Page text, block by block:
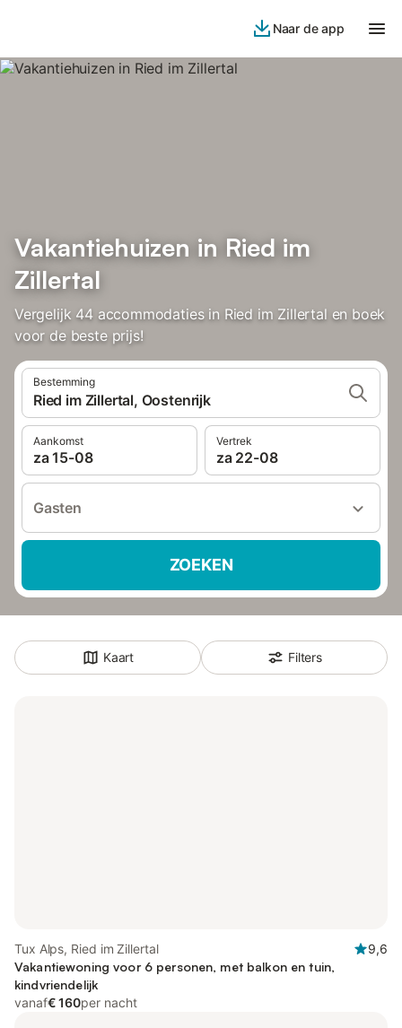
Naar de app
Vakantiehuizen in Ried im
Zillertal
Vergelijk 44 accommodaties in Ried im Zillertal en boek
voor de beste prijs!
Bestemming
Ried im Zillertal, Oostenrijk
Aankomst
za 15-08
Vertrek
za 22-08
Gasten
ZOEKEN
Kaart Filters
Tux Alps, Ried im Zillertal
9,6
Vakantiewoning voor 6 personen, met balkon en tuin,
kindvriendelijk
vanaf€ 160per nacht